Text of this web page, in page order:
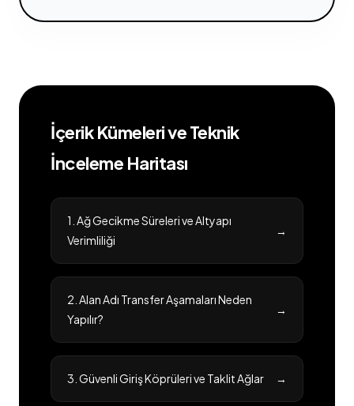
İçerik Kümeleri ve Teknik
İnceleme Haritası
1. Ağ Gecikme Süreleri ve Altyapı
Verimliliği
→
2. Alan Adı Transfer Aşamaları Neden
Yapılır?
→
3. Güvenli Giriş Köprüleri ve Taklit Ağlar →